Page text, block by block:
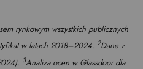
rynkowym wszystkich publicznych
w latach 2018–2024. 2Dane z
3Analiza ocen w Glassdoor dla